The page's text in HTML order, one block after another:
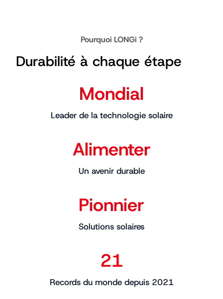
Pourquoi LONGi ?
Durabilité à chaque étape
Mondial
Leader de la technologie solaire
Alimenter
Un avenir durable
Pionnier
Solutions solaires
21
Records du monde depuis 2021